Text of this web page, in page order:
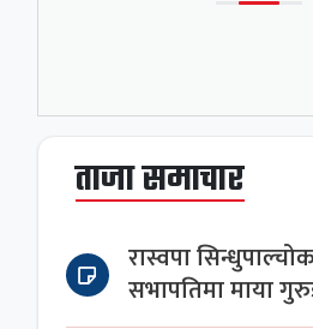
ताजा समाचार
रास्वपा
सभापतिमा माया